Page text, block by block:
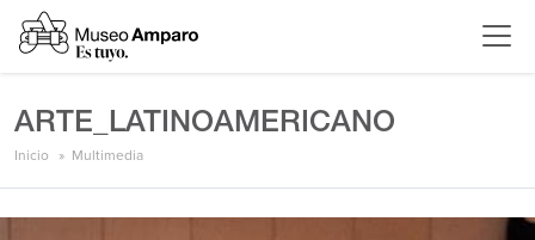
ARTE_LATINOAMERICANO
Inicio Multimedia